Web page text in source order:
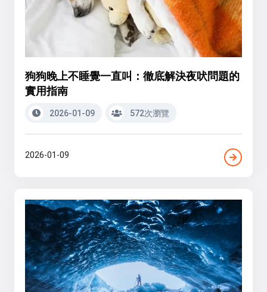
狗狗晚上不睡覺一直叫：徹底解決夜吠問題的
實用指南
2026-01-09 572次瀏覽
2026-01-09